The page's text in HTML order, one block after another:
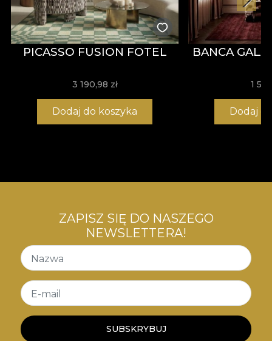
PICASSO FUSION FOTEL
3 190,98 zł
Dodaj do koszyka
BANCA
1
Dodaj
ZAPISZ SIĘ DO NASZEGO
NEWSLETTERA!
Nazwa
E-mail
SUBSKRYBUJ